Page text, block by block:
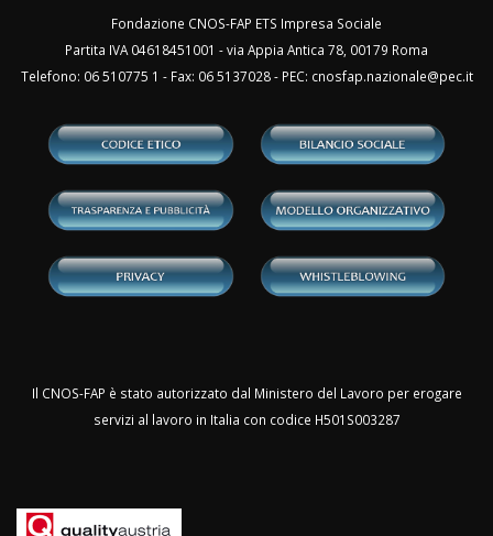
Fondazione CNOS-FAP ETS Impresa Sociale
Partita IVA 04618451001 - via Appia Antica 78, 00179 Roma
Telefono: 06 510775 1 - Fax: 06 5137028 - PEC: cnosfap.nazionale@pec.it
Il CNOS-FAP è stato autorizzato dal Ministero del Lavoro per erogare
servizi al lavoro in Italia con codice H501S003287